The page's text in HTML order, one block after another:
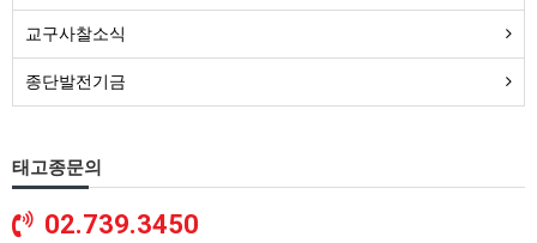
교구사찰소식
종단발전기금
태고종문의
02.739.3450